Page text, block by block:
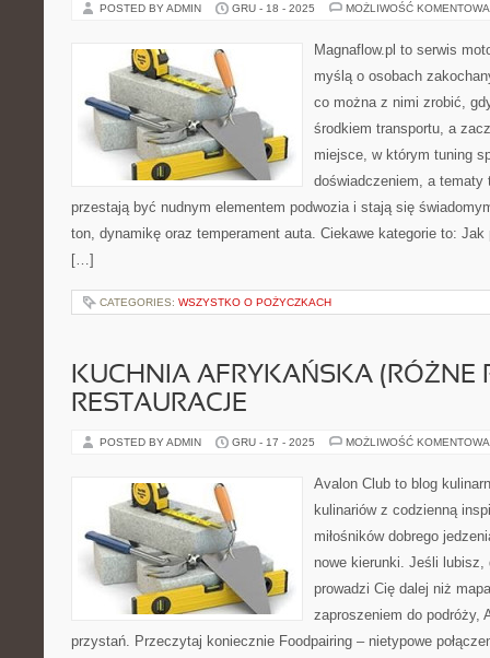
POSTED BY ADMIN GRU - 18 - 2025 MOŻLIWOŚĆ
Magnaflow.pl to serwis
myślą o osobach
co można z nimi zrobić,
środkiem transportu, a
miejsce, w którym tuning
doświadczeniem, a tematy
przestają być nudnym elementem podwozia i stają się
ton, dynamikę oraz temperament auta. Ciekawe kategorie to:
[…]
CATEGORIES: WSZYSTKO O POŻYCZKACH
KUCHNIA AFRYKAŃSKA (RÓŻNE
RESTAURACJE
POSTED BY ADMIN GRU - 17 - 2025 MOŻLIWOŚĆ
Avalon Club to blog
kulinariów z codzienną
miłośników dobrego
nowe kierunki. Jeśli lubisz,
prowadzi Cię dalej niż
zaproszeniem do podróży,
przystań. Przeczytaj koniecznie Foodpairing – nietypowe